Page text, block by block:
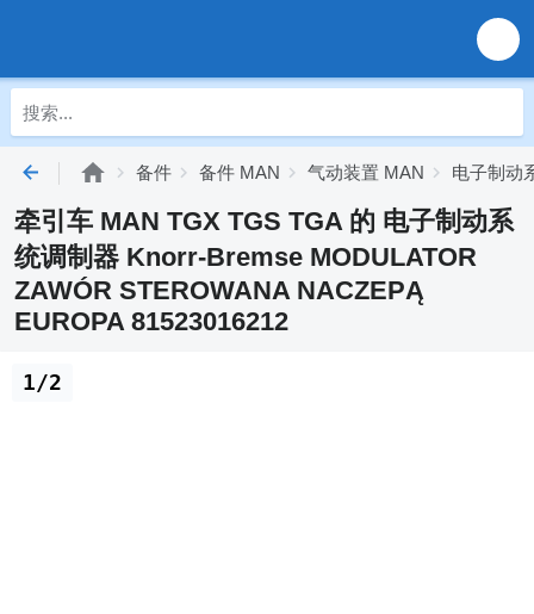
备件 备件 MAN 气动装置 MAN 电子制动
牵引车 MAN TGX TGS TGA 的 电子制动系
统调制器 Knorr-Bremse MODULATOR
ZAWÓR STEROWANA NACZEPĄ
EUROPA 81523016212
1/2